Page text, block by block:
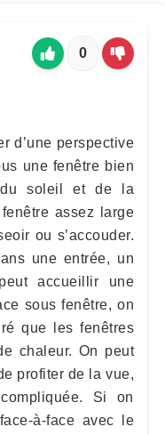
0
d’une perspective
une fenêtre bien
du soleil et de la
assez large
ou s’accouder.
une entrée, un
accueillir une
sous fenêtre, on
que les fenêtres
chaleur. On peut
profiter de la vue,
Si on
à-face avec le